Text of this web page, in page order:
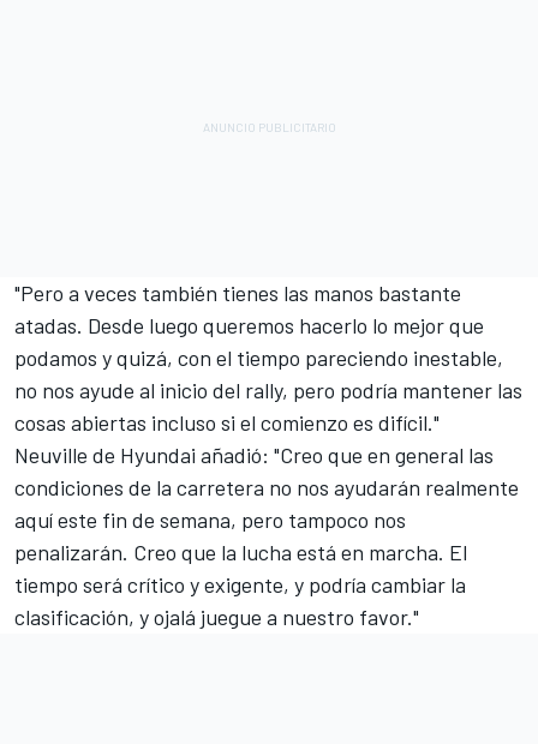
"Pero a veces también tienes las manos bastante
atadas. Desde luego queremos hacerlo lo mejor que
podamos y quizá, con el tiempo pareciendo inestable,
no nos ayude al inicio del rally, pero podría mantener las
cosas abiertas incluso si el comienzo es difícil."
Neuville de Hyundai añadió: "Creo que en general las
condiciones de la carretera no nos ayudarán realmente
aquí este fin de semana, pero tampoco nos
penalizarán. Creo que la lucha está en marcha. El
tiempo será crítico y exigente, y podría cambiar la
clasificación, y ojalá juegue a nuestro favor."